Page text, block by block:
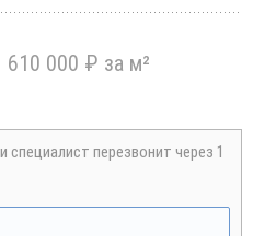
610 000 ₽ за м²
перезвонит через 1